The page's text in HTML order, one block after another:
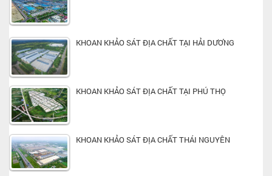
KHOAN KHẢO SÁT ĐỊA CHẤT TẠI HẢI DƯƠNG
KHOAN KHẢO SÁT ĐỊA CHẤT TẠI PHÚ THỌ
KHOAN KHẢO SÁT ĐỊA CHẤT THÁI NGUYÊN